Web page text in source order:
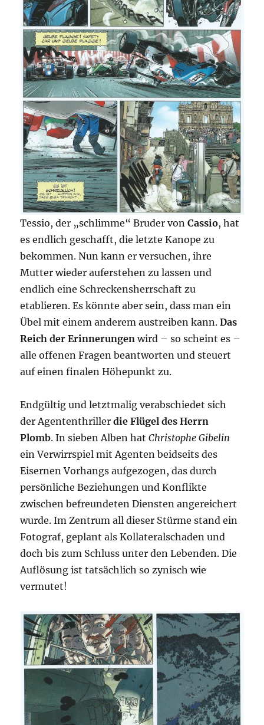
Tessio, der „schlimme“ Bruder vonCassio, hat
es endlich geschafft, die letzte Kanope zu
bekommen. Nun kann er versuchen, ihre
Mutter wieder auferstehen zu lassen und
endlich eine Schreckensherrschaft zu
etablieren. Es könnte aber sein, dass man ein
Übel mit einem anderem austreiben kann.Das
Reich der Erinnerungen wird – so scheint es –
alle offenen Fragen beantworten und steuert
auf einen finalen Höhepunkt zu.
Endgültig und letztmalig verabschiedet sich
der Agententhrillerdie Flügel des Herrn
Plomb. In sieben Alben hatChristophe Gibelin
ein Verwirrspiel mit Agenten beidseits des
Eisernen Vorhangs aufgezogen, das durch
persönliche Beziehungen und Konflikte
zwischen befreundeten Diensten angereichert
wurde. Im Zentrum all dieser Stürme stand ein
Fotograf, geplant als Kollateralschaden und
doch bis zum Schluss unter den Lebenden. Die
Auflösung ist tatsächlich so zynisch wie
vermutet!